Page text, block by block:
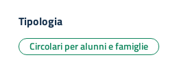
Tipologia
Circolari per alunni e famiglie